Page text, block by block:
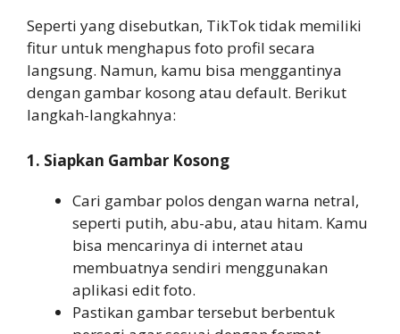
Seperti yang disebutkan, TikTok tidak memiliki
fitur untuk menghapus foto profil secara
langsung. Namun, kamu bisa menggantinya
dengan gambar kosong atau default. Berikut
langkah-langkahnya:
1. Siapkan Gambar Kosong
Cari gambar polos dengan warna netral,
seperti putih, abu-abu, atau hitam. Kamu
bisa mencarinya di internet atau
membuatnya sendiri menggunakan
aplikasi edit foto.
Pastikan gambar tersebut berbentuk